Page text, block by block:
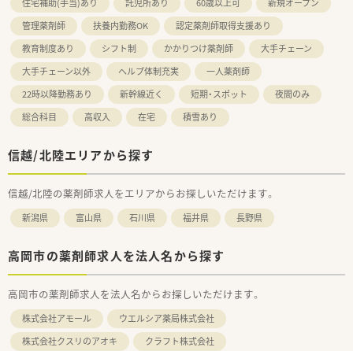
管理薬剤師
扶養内勤務OK
認定薬剤師取得支援あり
教育制度あり
シフト制 かかりつけ薬剤師
大手チェーン
大手チェーン以外
ヘルプ体制充実
一人薬剤師
22時以降勤務あり
新幹線近く 短期・スポット
夜間のみ
総合科目
高収入 在宅 積雪あり
信越/北陸エリアから探す
信越/北陸の薬剤師求人をエリアからお探しいただけます。
新潟県 富山県 石川県 福井県 長野県
高岡市の薬剤師求人を法人名から探す
高岡市の薬剤師求人を法人名からお探しいただけます。
株式会社アモール
ウエルシア薬局株式会社
株式会社クスリのアオキ
クラフト株式会社